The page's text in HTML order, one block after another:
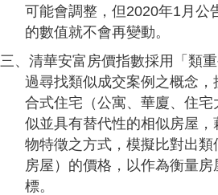
可能會調整，但2020年1月公
的數值就不會再變動。
三、清華安富房價指數採用「類
過尋找類似成交案例之概念
合式住宅（公寓、華廈、住宅
似並具有替代性的相似房屋
物特徵之方式，模擬比對出
房屋）的價格，以作為衡量
標。